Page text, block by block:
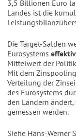
3,5 Billionen Euro
Landes ist die
Die Target-Salden
Eurosystems effektiv
Mittelwert der
Mit dem
Verteilung der
des Eurosystems
den Ländern
gemessen werden.
Siehe Hans-Werner